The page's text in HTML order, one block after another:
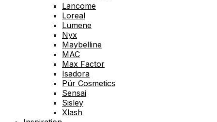
Lancome
Loreal
Lumene
Nyx
Maybelline
MAC
Max Factor
Isadora
Pür Cosmetics
Sensai
Sisley
Xlash